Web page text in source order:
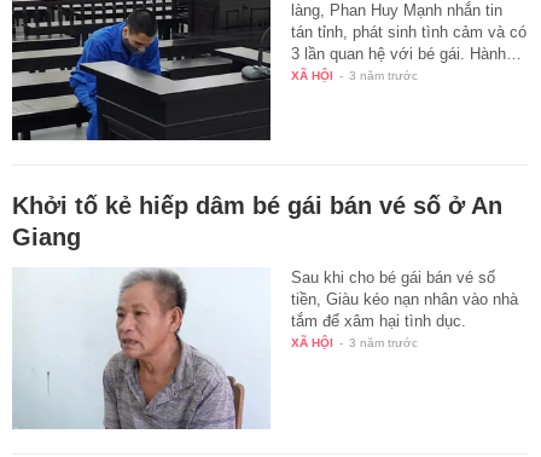
làng, Phan Huy Mạnh nhắn tin
tán tỉnh, phát sinh tình cảm và có
3 lần quan hệ với bé gái. Hành…
XÃ HỘI - 3 năm trước
Khởi tố kẻ hiếp dâm bé gái bán vé số ở An
Giang
Sau khi cho bé gái bán vé số
tiền, Giàu kéo nạn nhân vào nhà
tắm để xâm hại tình dục.
XÃ HỘI - 3 năm trước